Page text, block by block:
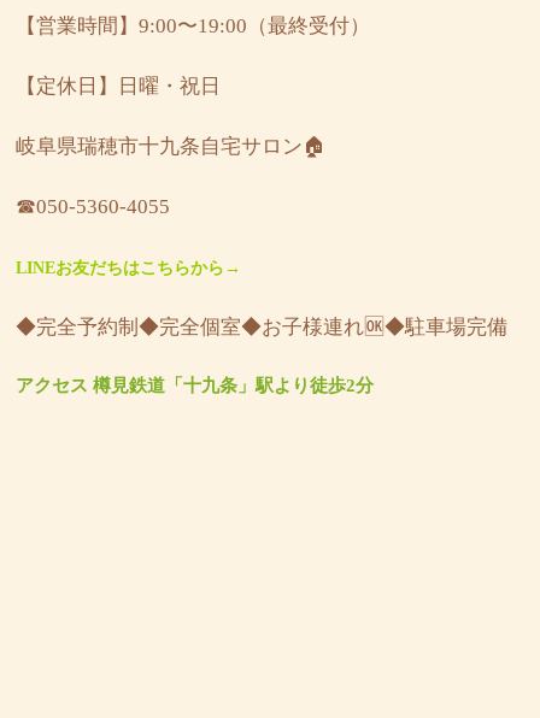
【営業時間】9:00〜19:00（最終受付）
【定休日】日曜・祝日
岐阜県瑞穂市十九条自宅サロン🏠
☎︎050-5360-4055
LINEお友だちはこちらから→
◆完全予約制◆完全個室◆お子様連れ🆗◆駐車場完備
アクセス 樽見鉄道「十九条」駅より徒歩2分